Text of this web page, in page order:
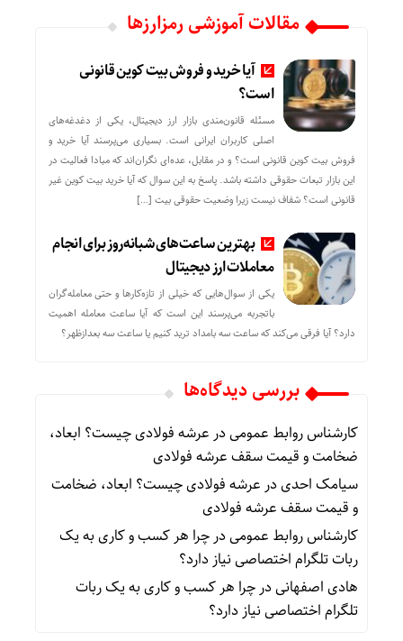
مقالات آموزشی رمزارزها
آیا خرید و فروش بیت کوین قانونی
است؟
مسئله قانون‌مندی بازار ارز دیجیتال، یکی از دغدغه‌های
اصلی کاربران ایرانی است. بسیاری می‌پرسند آیا خرید و
فروش بیت کوین قانونی است؟ و در مقابل، عده‌ای نگران‌اند که مبادا فعالیت در
این بازار تبعات حقوقی داشته باشد. پاسخ به این سوال که آیا خرید بیت کوین غیر
قانونی است؟ شفاف نیست زیرا وضعیت حقوقی بیت‌ […]
بهترین ساعت‌های شبانه‌روز برای انجام
معاملات ارز دیجیتال
یکی از سوال‌هایی که خیلی از تازه‌کارها و حتی معامله‌گران
باتجربه می‌پرسند این است که آیا ساعت معامله اهمیت
دارد؟ آیا فرقی می‌کند که ساعت سه بامداد ترید کنیم یا ساعت سه بعدازظهر؟
بررسی دیدگاه‌ها
کارشناس روابط عمومیدر عرشه فولادی چیست؟ ابعاد،
ضخامت و قیمت سقف عرشه فولادی
سیامک احدیدر عرشه فولادی چیست؟ ابعاد، ضخامت
و قیمت سقف عرشه فولادی
کارشناس روابط عمومیدرچرا هر کسب‌ و کاری به یک
ربات تلگرام اختصاصی نیاز دارد؟
هادی اصفهانیدرچرا هر کسب‌ و کاری به یک ربات
تلگرام اختصاصی نیاز دارد؟